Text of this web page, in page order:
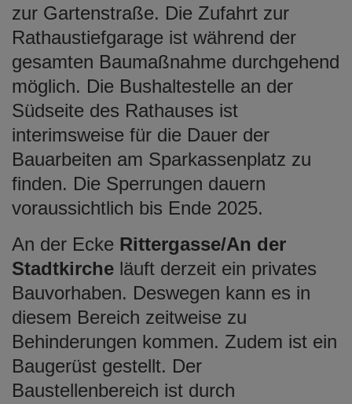
zur Gartenstraße. Die Zufahrt zur
Rathaustiefgarage ist während der
gesamten Baumaßnahme durchgehend
möglich. Die Bushaltestelle an der
Südseite des Rathauses ist
interimsweise für die Dauer der
Bauarbeiten am Sparkassenplatz zu
finden. Die Sperrungen dauern
voraussichtlich bis Ende 2025.
An der Ecke Rittergasse/An der
Stadtkirche läuft derzeit ein privates
Bauvorhaben. Deswegen kann es in
diesem Bereich zeitweise zu
Behinderungen kommen. Zudem ist ein
Baugerüst gestellt. Der
Baustellenbereich ist durch